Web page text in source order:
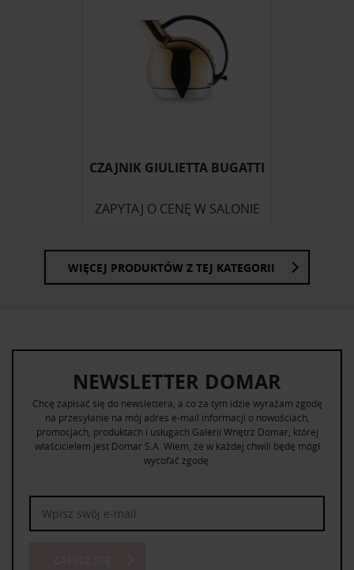
społecznościowym, reklamowym i analitycznym.
Partnerzy mogą połączyć te informacje z innymi danymi
otrzymanymi od Ciebie lub uzyskanymi podczas
CZAJNIK GIULIETTA BUGATTI
ZAPYTAJ O CENĘ W SALONIE
WIĘCEJ PRODUKTÓW Z TEJ KATEGORII
NEWSLETTER DOMAR
Chcę zapisać się do newslettera, a co za tym idzie wyrażam zgodę
na przesyłanie na mój adres e-mail informacji o nowościach,
promocjach, produktach i usługach Galerii Wnętrz Domar, której
właścicielem jest Domar S.A. Wiem, że w każdej chwili będę mógł
wycofać zgodę.